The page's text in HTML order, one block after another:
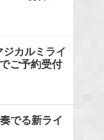
カルミライ
ご予約受付
でる新ライ